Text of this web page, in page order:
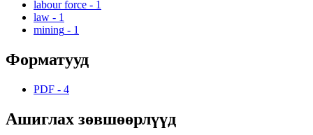
labour force - 1
law - 1
mining - 1
Форматууд
PDF - 4
Ашиглах зөвшөөрлүүд